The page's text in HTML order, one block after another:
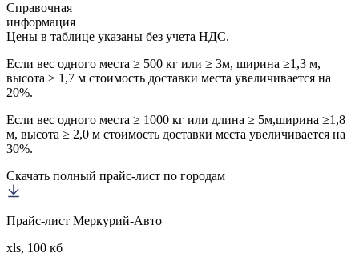
Справочная
информация
Цены в таблице указаны без учета НДС.
Если вес одного места ≥ 500 кг или ≥ 3м, ширина ≥1,3 м,
высота ≥ 1,7 м стоимость доставки места увеличивается на
20%.
Если вес одного места ≥ 1000 кг или длина ≥ 5м,ширина ≥1,8
м, высота ≥ 2,0 м стоимость доставки места увеличивается на
30%.
Скачать полный прайс-лист по городам
Прайс-лист Меркурий-Авто
xls, 100 кб